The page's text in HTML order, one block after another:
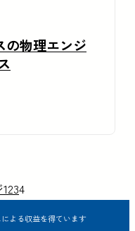
の物理エンジ
1234
よる収益を得ています